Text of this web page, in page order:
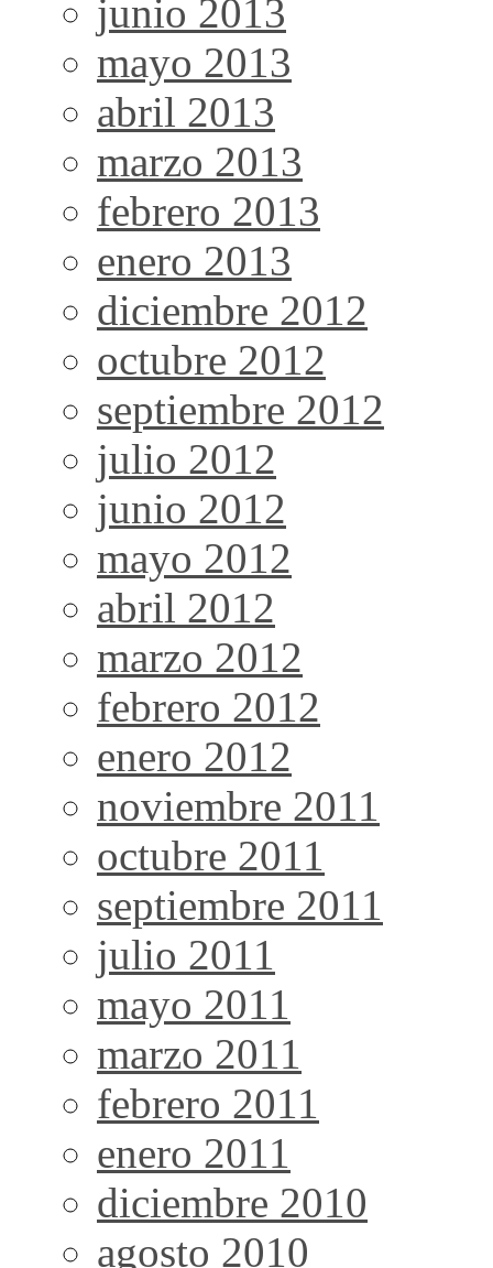
junio 2013
mayo 2013
abril 2013
marzo 2013
febrero 2013
enero 2013
diciembre 2012
octubre 2012
septiembre 2012
julio 2012
junio 2012
mayo 2012
abril 2012
marzo 2012
febrero 2012
enero 2012
noviembre 2011
octubre 2011
septiembre 2011
julio 2011
mayo 2011
marzo 2011
febrero 2011
enero 2011
diciembre 2010
agosto 2010